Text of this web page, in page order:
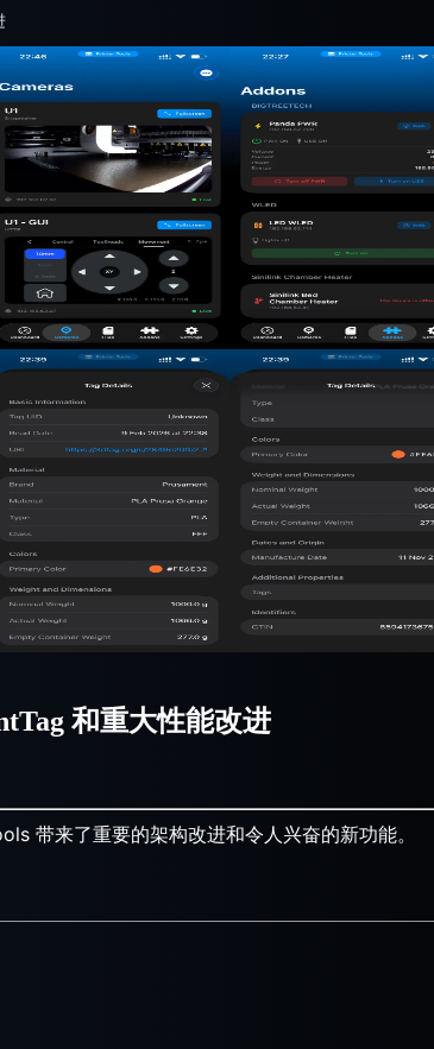
和重大性能改进
带来了重要的架构改进和令人兴奋的新功能。